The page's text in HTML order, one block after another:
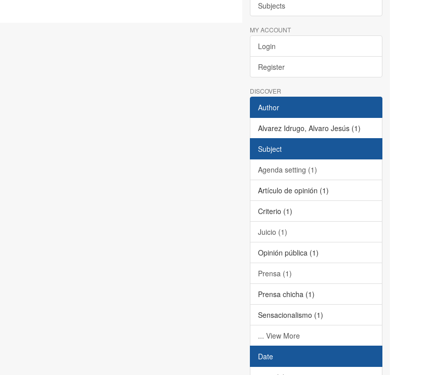
Subjects
MY ACCOUNT
Login
Register
DISCOVER
Author
Alvarez Idrugo, Alvaro Jesús (1)
Subject
Agenda setting (1)
Artículo de opinión (1)
Criterio (1)
Juicio (1)
Opinión pública (1)
Prensa (1)
Prensa chicha (1)
Sensacionalismo (1)
... View More
Date